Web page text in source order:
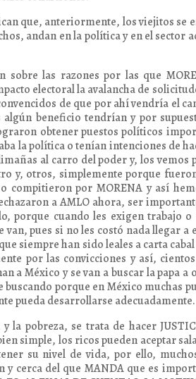
que, anteriormente, los viejitos se
andan en la política y en el
sobre las razones por las que
electoral la avalancha de
de que por ahí vendría el
beneficio tendrían y por
obtener puestos políticos
la política o tenían intenciones de
al carro del poder y, los vemos
y, otros, simplemente porque
por MORENA y así
a AMLO ahora, ser
porque cuando les exigen trabajo
pues si no les costó nada llegar a
siempre han sido leales a carta
por las convicciones y así,
a México y se van a buscar la papa
porque en México muchas
pueda desarrollarse adecuadamente.
pobreza, se trata de hacer
simple, los ricos pueden aceptar
su nivel de vida, por ello,
cerca del que MANDA que es